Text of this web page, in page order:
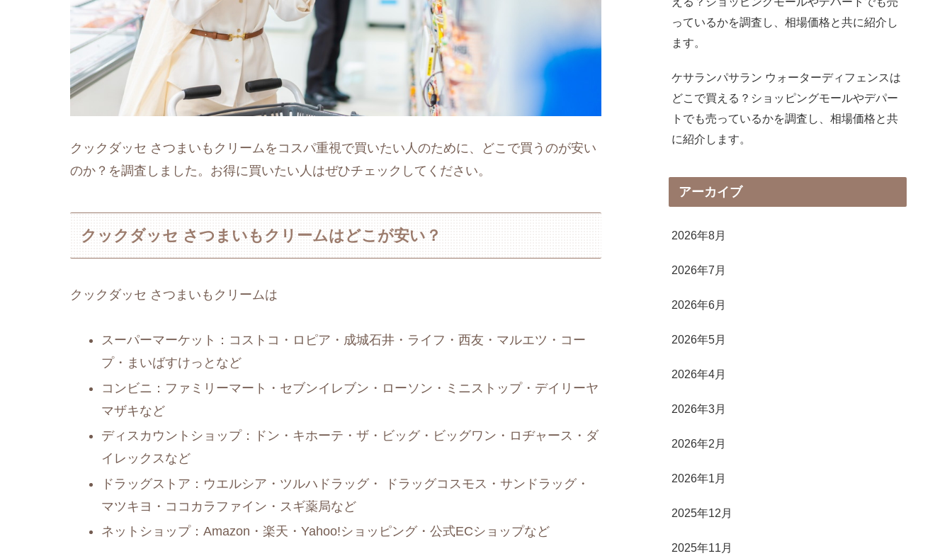
クックダッセ さつまいもクリームをコスパ重視で買いたい人のために、どこで買うのが安い
のか？を調査しました。お得に買いたい人はぜひチェックしてください。
クックダッセ さつまいもクリームはどこが安い？
クックダッセ さつまいもクリームは
スーパーマーケット：コストコ・ロピア・成城石井・ライフ・西友・マルエツ・コー
プ・まいばすけっとなど
コンビニ：ファミリーマート・セブンイレブン・ローソン・ミニストップ・デイリーヤ
マザキなど
ディスカウントショップ：ドン・キホーテ・ザ・ビッグ・ビッグワン・ロヂャース・ダ
イレックスなど
ドラッグストア：ウエルシア・ツルハドラッグ・ ドラッグコスモス・サンドラッグ・
マツキヨ・ココカラファイン・スギ薬局など
ネットショップ：Amazon・楽天・Yahoo!ショッピング・公式ECショップなど
っているかを調査し、相場価格と共に紹介し
ます。
ケサランパサラン ウォーターディフェンスは
どこで買える？ショッピングモールやデパー
トでも売っているかを調査し、相場価格と共
に紹介します。
アーカイブ
2026年8月
2026年7月
2026年6月
2026年5月
2026年4月
2026年3月
2026年2月
2026年1月
2025年12月
2025年11月